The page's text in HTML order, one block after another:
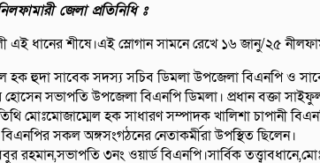
জেলা প্রতিনিধি ঃ
ধানের শীষে।এই স্লোগান সামনে রেখে ১৬ জানু/২৫
হুদা সাবেক সদস্য সচিব ডিমলা উপজেলা বিএনপি ও
হোসেন সভাপতি উপজেলা বিএনপি ডিমলা। প্রধান বক্তা
মোঃমোজাম্মেল হক সাধারণ সম্পাদক খালিশা চাপানী
বিএনপির সকল অঙ্গসংগঠনের নেতাকর্মীরা উপস্থিত ছিলেন।
রহমান,সভাপতি ৩নং ওয়ার্ড বিএনপি।সার্বিক